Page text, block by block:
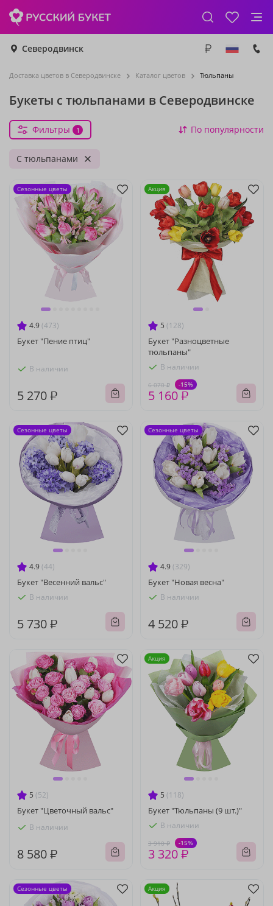
Северодвинск
Доставка цветов в Северодвинске Каталог цветов Тюльпаны
Букеты с тюльпанами в Северодвинске
Фильтры 1 По популярности
С тюльпанами
4.9 (473)
Букет "Пение птиц"
В наличии
5 270 ₽
Сезонные цветы
5 (128)
Букет "Разноцветные
тюльпаны"
В наличии
6 070 ₽ -15%
5 160 ₽
Акция
4.9 (44)
Букет "Весенний вальс"
В наличии
5 730 ₽
Сезонные цветы
4.9 (329)
Букет "Новая весна"
В наличии
4 520 ₽
Сезонные цветы
5 (52)
Букет "Цветочный вальс"
В наличии
8 580 ₽
5 (118)
Букет "Тюльпаны (9 шт.)"
В наличии
3 910 ₽ -15%
3 320 ₽
Акция
Сезонные цветы Акция